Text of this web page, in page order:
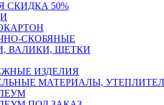
СКИДКА 50%
СКОБЯНЫЕ
ВАЛИКИ, ЩЕТКИ
ИЗДЕЛИЯ
МАТЕРИАЛЫ,